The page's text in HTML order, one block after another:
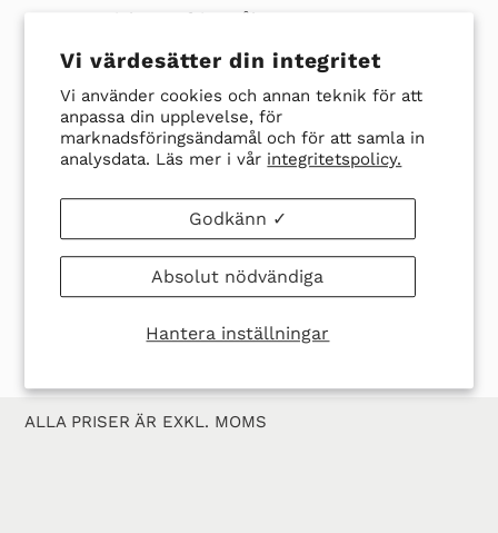
Vi värdesätter din integritet
Vi använder cookies och annan teknik för att
anpassa din upplevelse, för
marknadsföringsändamål och för att samla in
analysdata. Läs mer i vår integritetspolicy.
Hantera inställningar
Godkänn ✓
Absolut nödvändiga
Material: Rostfritt stål
DELA
FACEBOOK
TWITTRA
PÅ
TWITTER
SPARA
ALLA PRISER ÄR EXKL. MOMS